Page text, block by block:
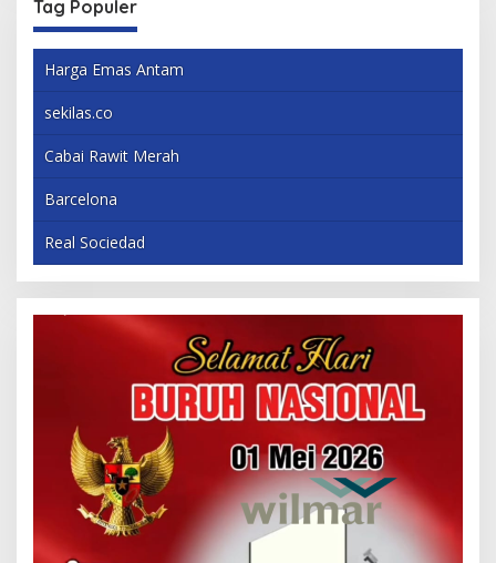
Tag Populer
Harga Emas Antam
sekilas.co
Cabai Rawit Merah
Barcelona
Real Sociedad